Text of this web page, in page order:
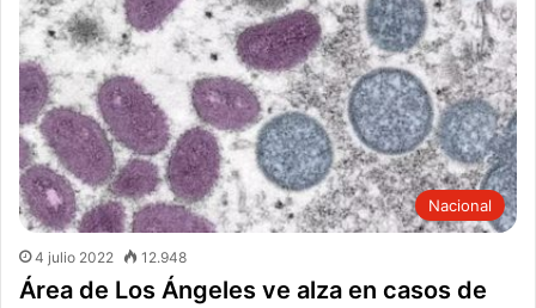
Nacional
4 julio 2022 12.948
Área de Los Ángeles ve alza en casos de